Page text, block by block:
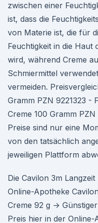
zwischen einer
ist, dass die
von Materie ist, die für
Feuchtigkeit in die
wird, während Creme
Schmiermittel
vermeiden.
Gramm PZN 9221323 -
Creme 100 Gramm
Preise sind nur eine
von den tatsächlich
jeweiligen Plattform
Die Cavilon 3m
Online-Apotheke
Creme 92 g →
Preis hier in der